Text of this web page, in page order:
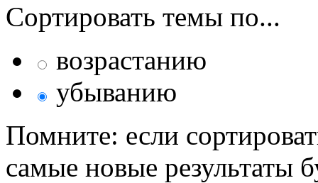
Сортировать темы по...
возрастанию
убыванию
Помните: если
самые новые результаты